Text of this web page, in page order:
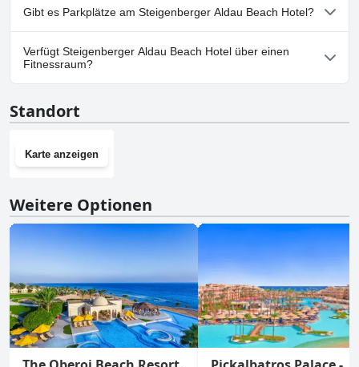
Gäste die luxuriösen Annehmlichkeiten des Resorts. Verpassen Sie
nicht die Gelegenheit für einen herrlichen und unvergesslichen
Aufenthalt in diesem luxuriösen Strandresort.
Nein, Steigenberger Aldau Beach Hotel erlaubt keine Hunde.
Gibt es Parkplätze am Steigenberger Aldau Beach Hotel?
Ja, Parkmöglichkeiten sind im Steigenberger Aldau Beach Hotel
vorhanden.
Verfügt Steigenberger Aldau Beach Hotel über einen
Fitnessraum?
Standort
Karte anzeigen
Weitere Optionen